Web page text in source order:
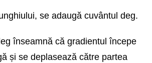
se adaugă cuvântul deg.
înseamnă că gradientul începe
și se deplasează către partea